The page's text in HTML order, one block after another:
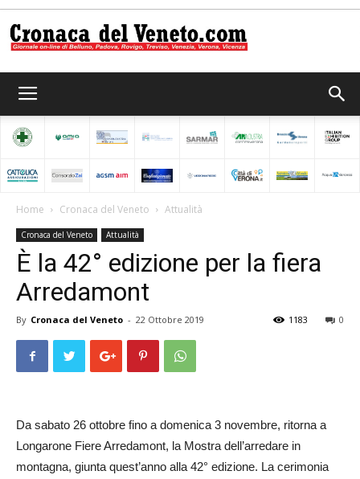
del
Home Cronaca del Veneto Attualità
Cronaca del Veneto Attualità
È la 42° edizione per la fiera
Arredamont
By Cronaca del Veneto - 22 Ottobre 2019 0
1183
Da sabato 26 ottobre fino a domenica 3 novembre, ritorna a
Longarone Fiere Arredamont, la Mostra dell’arredare in
montagna, giunta quest’anno alla 42° edizione. La cerimonia